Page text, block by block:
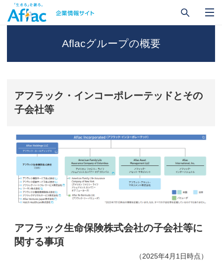
Aflacグループの概要
アフラック・インコーポレーテッドとその
子会社等
アフラック生命保険株式会社の子会社等に
関する事項
（2025年4月1日時点）